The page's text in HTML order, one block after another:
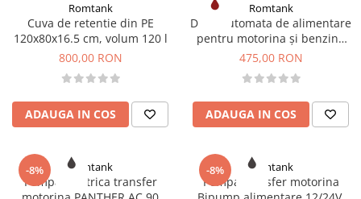
Romtank
Cuva de retentie din PE
120x80x16.5 cm, volum 120 l
800,00 RON
ADAUGA IN COS
Romtank
Duza automata de alimentare
pentru motorina și benzina
A60
475,00 RON
ADAUGA IN COS
-8% Romtank
Pompa electrica transfer
-8% Romtank
Pompa transfer motorina